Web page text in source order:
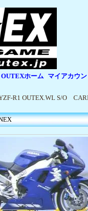
OUTEXホーム マイアカウ
R1 OUTEX.WL S/O